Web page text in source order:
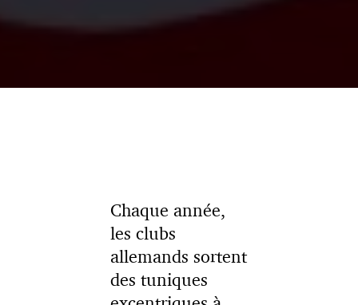
Chaque année,
les clubs
allemands sortent
des tuniques